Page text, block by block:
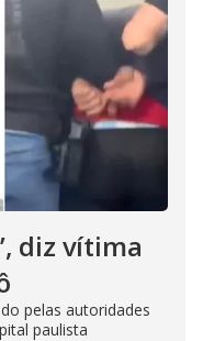
diz vítima
pelas autoridades
paulista